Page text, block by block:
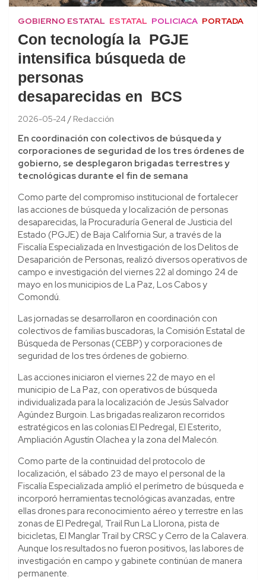
GOBIERNO ESTATAL ESTATAL POLICIACA PORTADA
Con tecnología la PGJE
intensifica búsqueda de
personas
desaparecidas en BCS
2026-05-24 Redacción
En coordinación con colectivos de búsqueda y
corporaciones de seguridad de los tres órdenes de
gobierno, se desplegaron brigadas terrestres y
tecnológicas durante el fin de semana
Como parte del compromiso institucional de fortalecer
las acciones de búsqueda y localización de personas
desaparecidas, la Procuraduría General de Justicia del
Estado (PGJE) de Baja California Sur, a través de la
Fiscalía Especializada en Investigación de los Delitos de
Desaparición de Personas, realizó diversos operativos de
campo e investigación del viernes 22 al domingo 24 de
mayo en los municipios de La Paz, Los Cabos y
Comondú.
Las jornadas se desarrollaron en coordinación con
colectivos de familias buscadoras, la Comisión Estatal de
Búsqueda de Personas (CEBP) y corporaciones de
seguridad de los tres órdenes de gobierno.
Las acciones iniciaron el viernes 22 de mayo en el
municipio de La Paz, con operativos de búsqueda
individualizada para la localización de Jesús Salvador
Agúndez Burgoin. Las brigadas realizaron recorridos
estratégicos en las colonias El Pedregal, El Esterito,
Ampliación Agustín Olachea y la zona del Malecón.
Como parte de la continuidad del protocolo de
localización, el sábado 23 de mayo el personal de la
Fiscalía Especializada amplió el perímetro de búsqueda e
incorporó herramientas tecnológicas avanzadas, entre
ellas drones para reconocimiento aéreo y terrestre en las
zonas de El Pedregal, Trail Run La Llorona, pista de
bicicletas, El Manglar Trail by CRSC y Cerro de la Calavera.
Aunque los resultados no fueron positivos, las labores de
investigación en campo y gabinete continúan de manera
permanente.